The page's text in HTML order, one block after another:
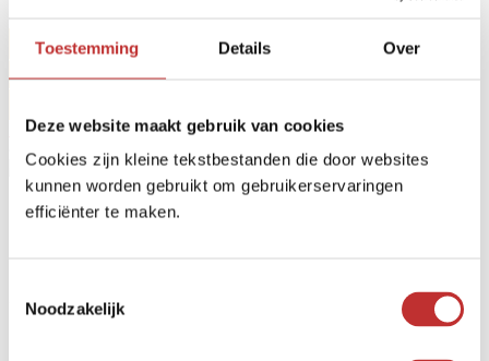
Toestemming Details Over
Deze website maakt gebruik van cookies
Cookies zijn kleine tekstbestanden die door websites
kunnen worden gebruikt om gebruikerservaringen
efficiënter te maken.
Noodzakelijk
+31 (0)35 628 47 08
Inicio/Blogs/Shungita/ ¿Cómopuedo comprobar la autenticidad
de mi shungita?
¿Cómo puedo comprobar